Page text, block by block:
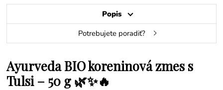
Popis
Potrebujete poradiť?
Ayurveda BIO koreninová zmes s
Tulsi – 50 g 🌿✨🔥